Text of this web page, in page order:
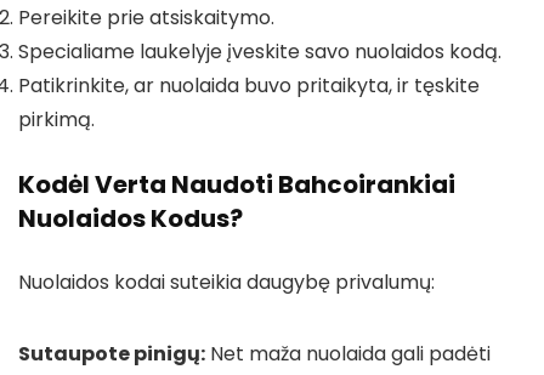
Pereikite prie atsiskaitymo.
Specialiame laukelyje įveskite savo nuolaidos kodą.
Patikrinkite, ar nuolaida buvo pritaikyta, ir tęskite
pirkimą.
Kodėl Verta Naudoti Bahcoirankiai
Nuolaidos Kodus?
Nuolaidos kodai suteikia daugybę privalumų:
Sutaupote pinigų: Net maža nuolaida gali padėti